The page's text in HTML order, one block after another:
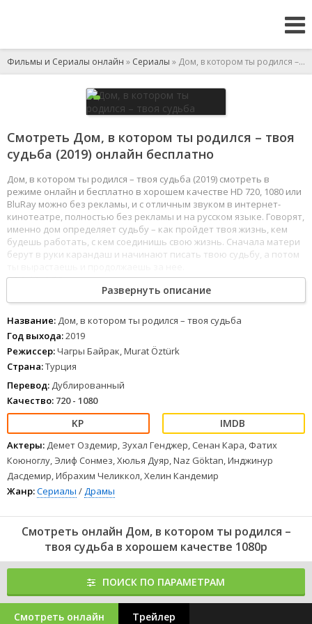
Фильмы и Сериалы онлайн » Сериалы » Дом, в котором ты родился – твоя судьба
Смотреть Дом, в котором ты родился – твоя
судьба (2019) онлайн бесплатно
Дом, в котором ты родился – твоя судьба (2019) смотреть в
режиме онлайн и бесплатно в хорошем качестве HD 720, 1080 или
BluRay можно без рекламы, и с отличным звуком в интернет-
кинотеатре, полностью без рекламы и на русском языке. Говорят,
именно дом определяет судьбу – как пройдет твоя жизнь, кем
будешь работать, с кем соединишь свою жизнь. Сначала матери
берут в руки карандаш и начинают писать твою судьбу, а потом
12345 678
Развернуть описание
Название: Дом, в котором ты родился – твоя судьба
Год выхода:2019
Режиссер:Чагры Байрак, Murat Öztürk
Страна:Турция
Перевод: Дублированный
Качество: 720 - 1080
Актеры: Демет Оздемир, Зухал Генджер, Сенан Кара, Фатих
Коюноглу, Элиф Сонмез, Хюлья Дуяр, Naz Göktan, Инджинур
Дасдемир, Ибрахим Челиккол, Хелин Кандемир
Жанр:Сериалы /Драмы
Смотреть онлайн Дом, в котором ты родился –
твоя судьба в хорошем качестве 1080p
ПОИСК ПО ПАРАМЕТРАМ
Смотреть онлайн Трейлер